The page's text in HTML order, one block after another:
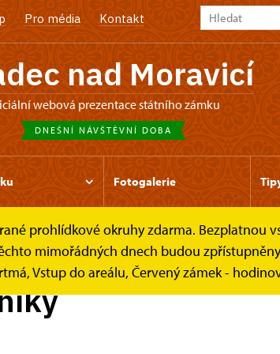
Pro média Kontakt
nad Moravicí
webová prezentace státního zámku
DNEŠNÍ NÁVŠTĚVNÍ DOBA
Fotogalerie
prohlídkové okruhy zdarma. Bezplatnou
mimořádných dnech budou
Vstup do areálu, Červený zámek -